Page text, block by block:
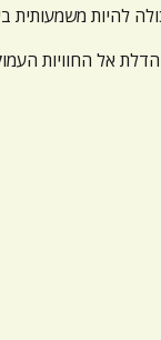
להיות משמעותית
אל החוויות